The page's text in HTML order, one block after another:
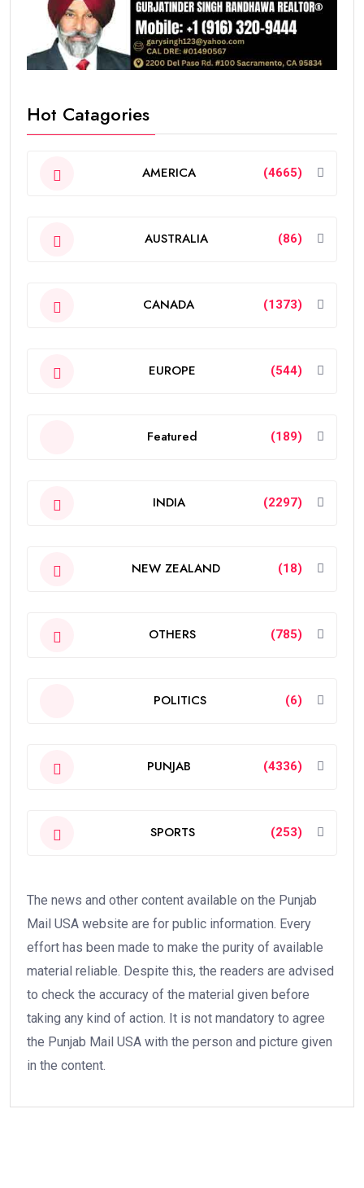
Hot Catagories
AMERICA (4665)
AUSTRALIA (86)
CANADA (1373)
EUROPE (544)
Featured (189)
INDIA (2297)
NEW ZEALAND (18)
OTHERS (785)
POLITICS (6)
PUNJAB (4336)
SPORTS (253)
The news and other content available on the Punjab
Mail USA website are for public information. Every
effort has been made to make the purity of available
material reliable. Despite this, the readers are advised
to check the accuracy of the material given before
taking any kind of action. It is not mandatory to agree
the Punjab Mail USA with the person and picture given
in the content.